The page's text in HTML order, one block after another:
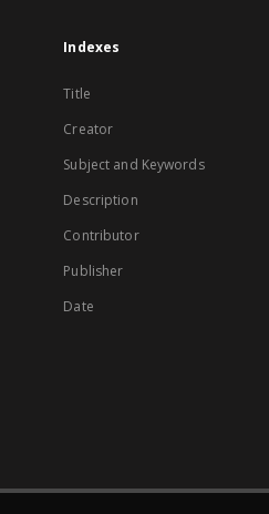
Indexes
Title
Creator
Subject and Keywords
Description
Contributor
Publisher
Date